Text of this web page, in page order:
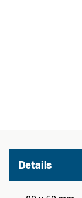
Details